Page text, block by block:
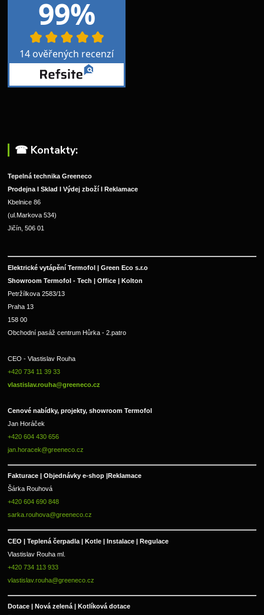
☎︎ Kontakty:
Tepelná technika Greeneco
Prodejna I Sklad I Výdej zboží I Reklamace
Kbelnice 86
(ul.Markova 534)
Jičín, 506 01
Elektrické vytápění Termofol | Green Eco s.r.o
Showroom Termofol - Tech | Office | Kolton
Petržílkova 2583/13
Praha 13
158 00
Obchodní pasáž centrum Hůrka - 2.patro
CEO - Vlastislav Rouha
+420 734 11 39 33
vlastislav.rouha@greeneco.cz
Cenové nabídky, projekty, showroom Termofol
Jan Horáček
+420 604 430 656
jan.horacek@greeneco.cz
Fakturace | Objednávky e-shop |Reklamace
Šárka Rouhová
+420 604 690 848
sarka.rouhova@greeneco.cz
CEO | Teplená čerpadla | Kotle | Instalace | Regulace
Vlastislav Rouha ml.
+420 734 113 933
vlastislav.rouha@greeneco.cz
Dotace | Nová zelená | Kotlíková dotace